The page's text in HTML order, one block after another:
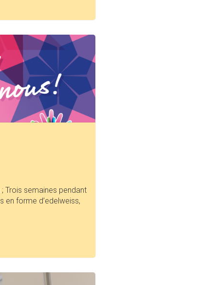
Trois semaines pendant
en forme d’edelweiss,